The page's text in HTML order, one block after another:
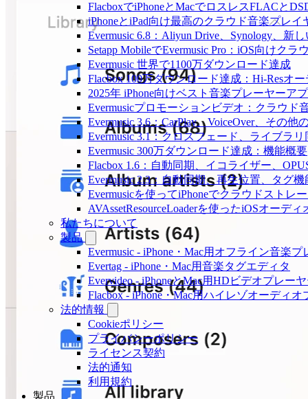
FlacboxでiPhoneとMacでロスレスFLACと
iPhoneとiPad向け最高のクラウド音楽プレイ
Evermusic 6.8：Aliyun Drive、Synology、新
Setapp MobileでEvermusic Pro：iOS向けクラ
Evermusic 世界で1100万ダウンロード達成
Flacbox 100万ダウンロード達成：Hi-Resオ
2025年 iPhone向けベスト音楽プレーヤーア
Evermusicプロモーションビデオ：クラウド
Evermusic 3.6：CarPlay、VoiceOver、その他
Evermusic 3.1：クロスフェード、ライブラ
Evermusic 300万ダウンロード達成：機能概要
Flacbox 1.6：自動同期、イコライザー、
Evermusic 2.3：自動同期、再生位置、タグ機
Evermusicを使ってiPhoneでクラウドストレ
AVAssetResourceLoaderを使ったiOSオーデ
私たちについて
製品
Evermusic - iPhone・Mac用オフライン音楽プ
Evertag - iPhone・Mac用音楽タグエディタ
Evervideo - iPhoneとMac用HDビデオプレー
Flacbox - iPhone・Mac用ハイレゾオーディオ
法的情報
Cookieポリシー
プライバシーポリシー
ライセンス契約
法的通知
利用規約
製品